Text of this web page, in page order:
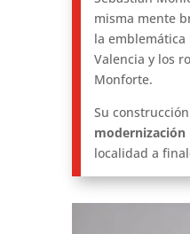
misma mente
la emblemática
Valencia y los
Monforte.
Su
modernización
localidad a